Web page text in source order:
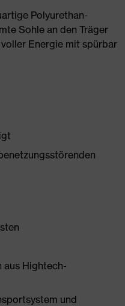
Polyurethan-
Sohle an den Träger
Energie mit spürbar
aus Hightech-
und